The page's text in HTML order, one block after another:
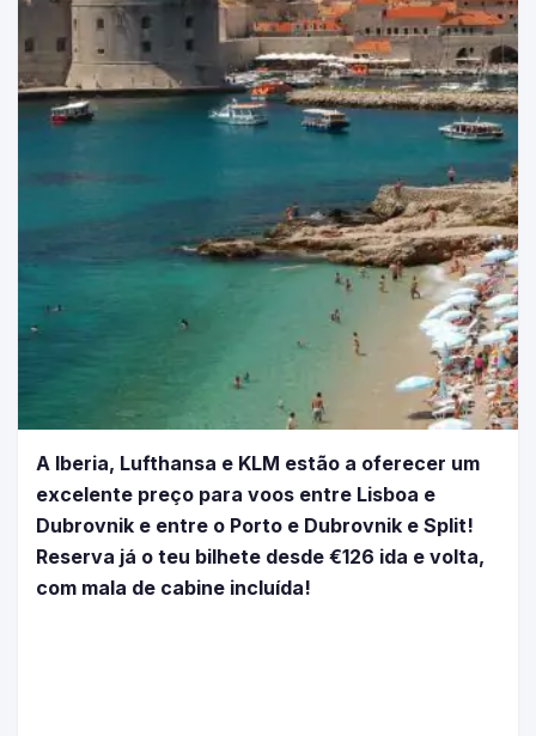
A Iberia, Lufthansa e KLM estão a oferecer um
excelente preço para voos entre Lisboa e
Dubrovnik e entre o Porto e Dubrovnik e Split!
Reserva já o teu bilhete desde €126 ida e volta,
com mala de cabine incluída!